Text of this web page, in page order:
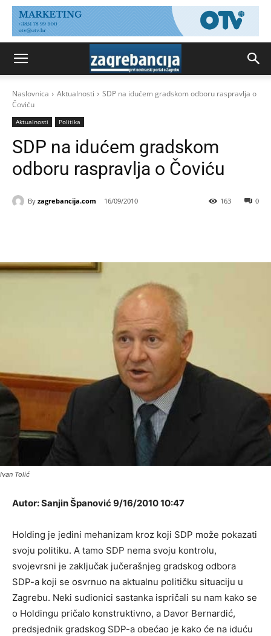
Naslovnica Aktualnosti
SDP na idućem gradskom odboru raspravlja o
Čoviću
Aktualnosti Politika
SDP na idućem gradskom
odboru raspravlja o Čoviću
By zagrebancija.com 16/09/2010 0
163
Ivan Tolić
Autor: Sanjin Španović 9/16/2010 10:47
Holding je jedini mehanizam kroz koji SDP može pokazati
svoju politiku. A tamo SDP nema svoju kontrolu,
svojevrsni je zaključak jučerašnjeg gradskog odbora
SDP-a koji se osvrnuo na aktualnu političku situaciju u
Zagrebu. Neki sudionici sastanka ispričali su nam kako se
o Holdingu pričalo konstruktivno, a Davor Bernardić,
predsjednik gradskog SDP-a obećao je kako će na iduću